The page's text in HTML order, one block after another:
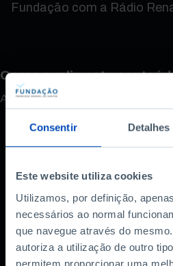
Consentir Detalhes
Este website utiliza cookies
Utilizamos, por definição,
necessários ao normal
que navegue através do
autoriza a utilização de outro
permitem proporcionar uma
Fundação com a Rádio
Como avalia este
A sua opinião é importante.
Também lhe pode